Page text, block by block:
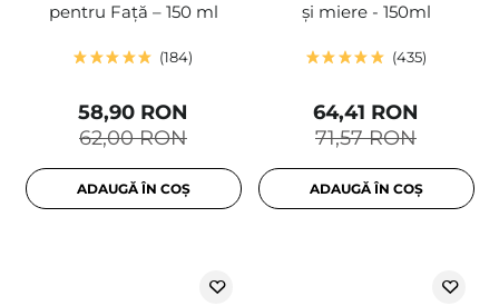
pentru Față – 150 ml
184
62,00 RON
58,90 RON
ADAUGĂ ÎN COȘ
și miere - 150ml
435
71,57 RON
64,41 RON
ADAUGĂ ÎN COȘ